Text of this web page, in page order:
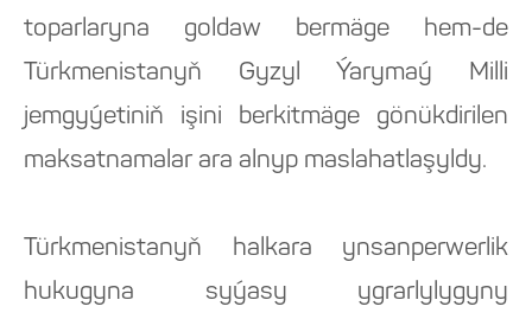
toparlaryna goldaw bermäge hem-de
Türkmenistanyň Gyzyl Ýarymaý Milli
jemgyýetiniň işini berkitmäge gönükdirilen
maksatnamalar ara alnyp maslahatlaşyldy.
Türkmenistanyň halkara ynsanperwerlik
hukugyna syýasy ygrarlylygyny